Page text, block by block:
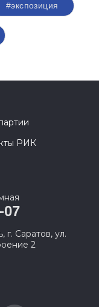
#экспозиция
РИК
07
г. Саратов, ул.
2